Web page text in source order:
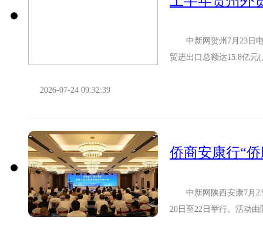
中新网贺州7月23日电(黄筱珂 赵锦晟 叶剑青)贺州海关23日介绍
贸进出口总额达15.8亿元
2026-07-24 09:32:39
侨商安康行“
中新网陕西安康7月23
20日至22日举行。活动